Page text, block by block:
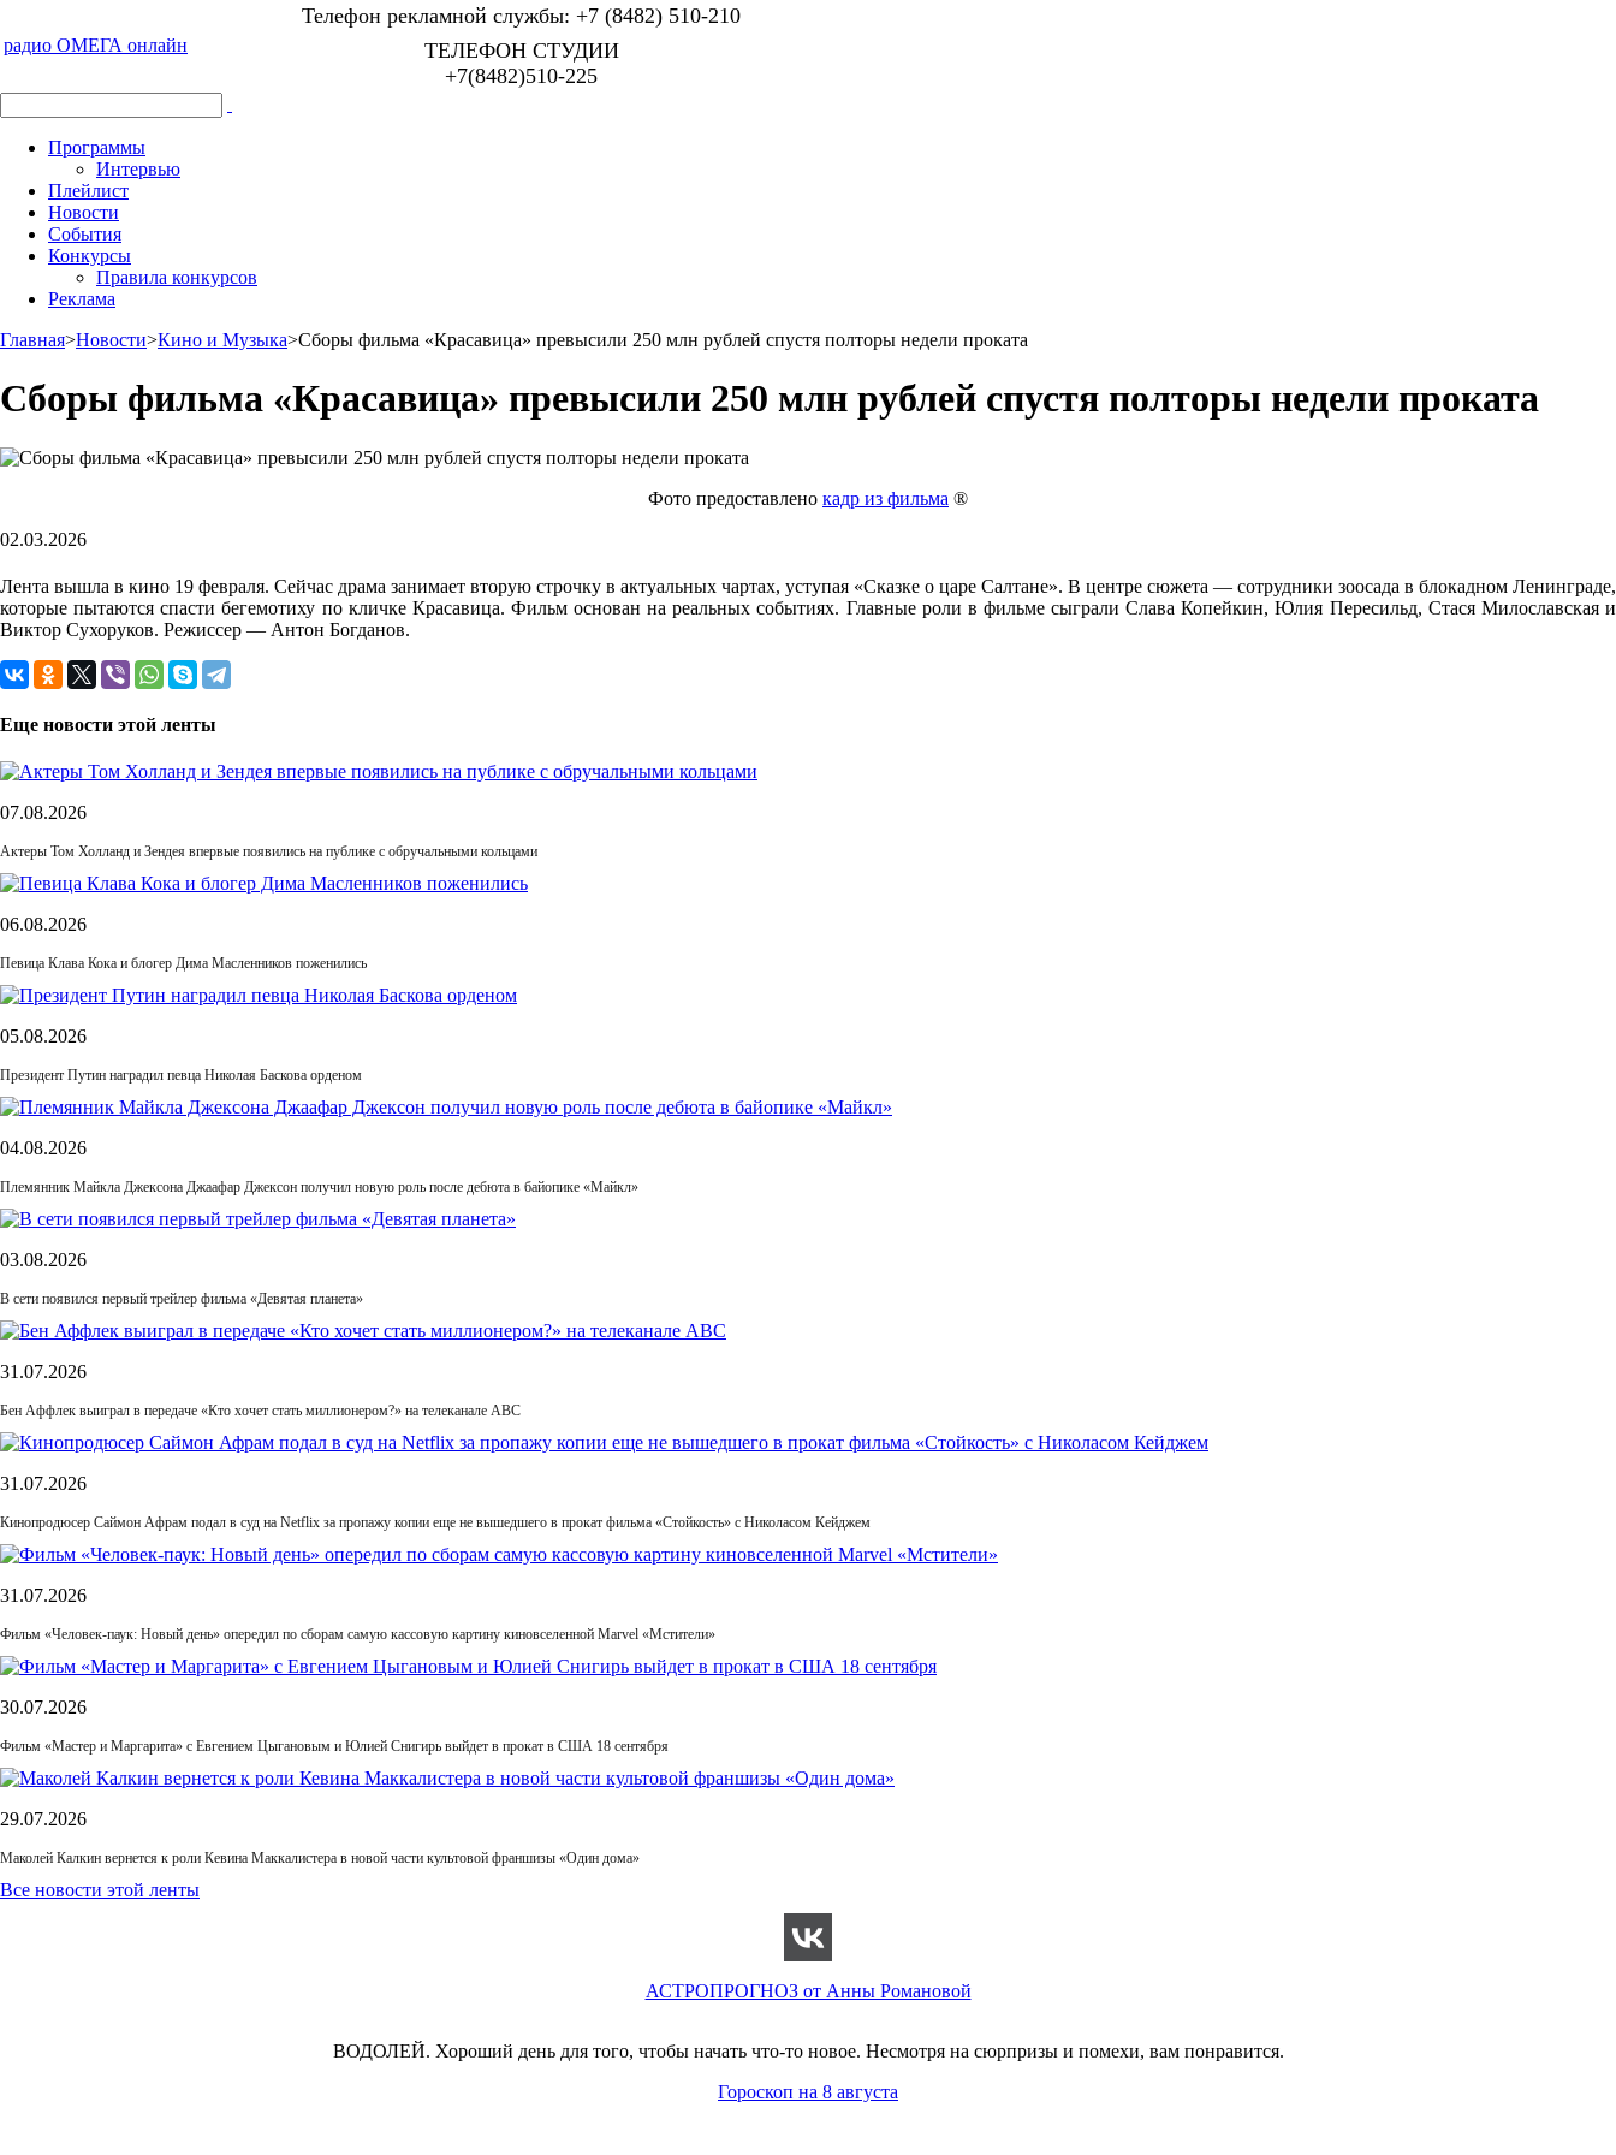
радио ОМЕГА онлайн
Телефон рекламной службы: +7 (8482) 510-210
ТЕЛЕФОН СТУДИИ
+7(8482)510-225
Программы
Интервью
Плейлист
Новости
События
Конкурсы
Правила конкурсов
Реклама
Главная>Новости>Кино и Музыка>Сборы фильма «Красавица» превысили 250 млн рублей спустя полторы недели проката
Сборы фильма «Красавица» превысили 250 млн рублей спустя полторы недели проката
Фото предоставлено кадр из фильма ®
02.03.2026
Лента вышла в кино 19 февраля. Сейчас драма занимает вторую строчку в актуальных чартах, уступая «Сказке о царе Салтане». В центре сюжета — сотрудники зоосада в блокадном Ленинграде,
которые пытаются спасти бегемотиху по кличке Красавица. Фильм основан на реальных событиях. Главные роли в фильме сыграли Слава Копейкин, Юлия Пересильд, Стася Милославская и
Виктор Сухоруков. Режиссер — Антон Богданов.
Еще новости этой ленты
07.08.2026
Актеры Том Холланд и Зендея впервые появились на публике с обручальными кольцами
06.08.2026
Певица Клава Кока и блогер Дима Масленников поженились
05.08.2026
Президент Путин наградил певца Николая Баскова орденом
04.08.2026
Племянник Майкла Джексона Джаафар Джексон получил новую роль после дебюта в байопике «Майкл»
03.08.2026
В сети появился первый трейлер фильма «Девятая планета»
31.07.2026
Бен Аффлек выиграл в передаче «Кто хочет стать миллионером?» на телеканале ABC
31.07.2026
Кинопродюсер Саймон Афрам подал в суд на Netflix за пропажу копии еще не вышедшего в прокат фильма «Стойкость» с Николасом Кейджем
31.07.2026
Фильм «Человек-паук: Новый день» опередил по сборам самую кассовую картину киновселенной Marvel «Мстители»
30.07.2026
Фильм «Мастер и Маргарита» с Евгением Цыгановым и Юлией Снигирь выйдет в прокат в США 18 сентября
29.07.2026
Маколей Калкин вернется к роли Кевина Маккалистера в новой части культовой франшизы «Один дома»
Все новости этой ленты
АСТРОПРОГНОЗ от Анны Романовой
ВОДОЛЕЙ. Хороший день для того, чтобы начать что-то новое. Несмотря на сюрпризы и помехи, вам понравится.
Гороскоп на 8 августа